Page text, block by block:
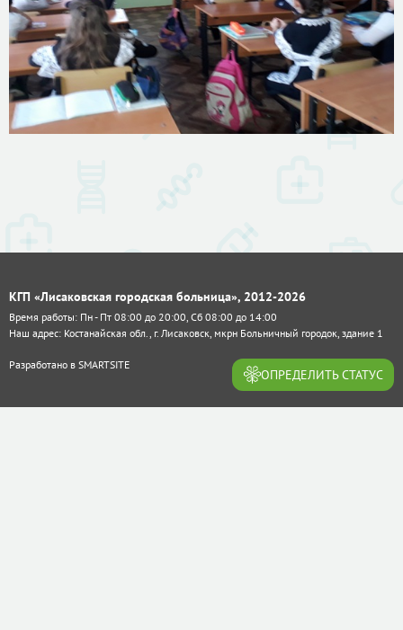
КГП «Лисаковская городская больница», 2012-2026
Время работы: Пн - Пт 08:00 до 20:00, Сб 08:00 до 14:00
Наш адрес: Костанайская обл., г. Лисаковск, мкрн Больничный городок, здание 1
Разработано в SMARTSITE
ОПРЕДЕЛИТЬ СТАТУС